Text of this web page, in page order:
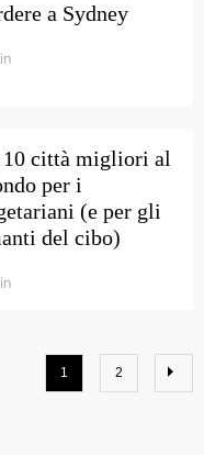
a Sydney
città migliori al
per i
(e per gli
del cibo)
1 2